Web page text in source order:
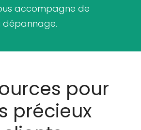
accompagne de
dépannage.
pour
précieux